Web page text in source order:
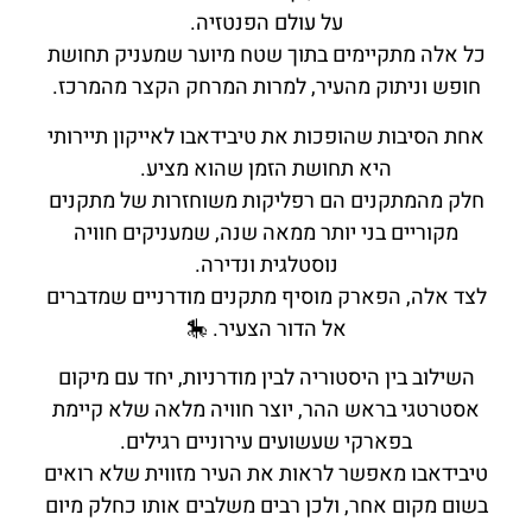
על עולם הפנטזיה.
כל אלה מתקיימים בתוך שטח מיוער שמעניק תחושת
חופש וניתוק מהעיר, למרות המרחק הקצר מהמרכז.
אחת הסיבות שהופכות את טיבידאבו לאייקון תיירותי
היא תחושת הזמן שהוא מציע.
חלק מהמתקנים הם רפליקות משוחזרות של מתקנים
מקוריים בני יותר ממאה שנה, שמעניקים חוויה
נוסטלגית ונדירה.
לצד אלה, הפארק מוסיף מתקנים מודרניים שמדברים
אל הדור הצעיר. 🎠
השילוב בין היסטוריה לבין מודרניות, יחד עם מיקום
אסטרטגי בראש ההר, יוצר חוויה מלאה שלא קיימת
בפארקי שעשועים עירוניים רגילים.
טיבידאבו מאפשר לראות את העיר מזווית שלא רואים
בשום מקום אחר, ולכן רבים משלבים אותו כחלק מיום